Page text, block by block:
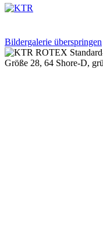
Bildergalerie überspringen